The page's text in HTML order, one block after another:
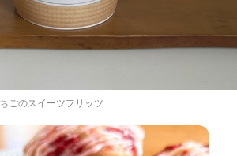
ごのスイーツフリッツ